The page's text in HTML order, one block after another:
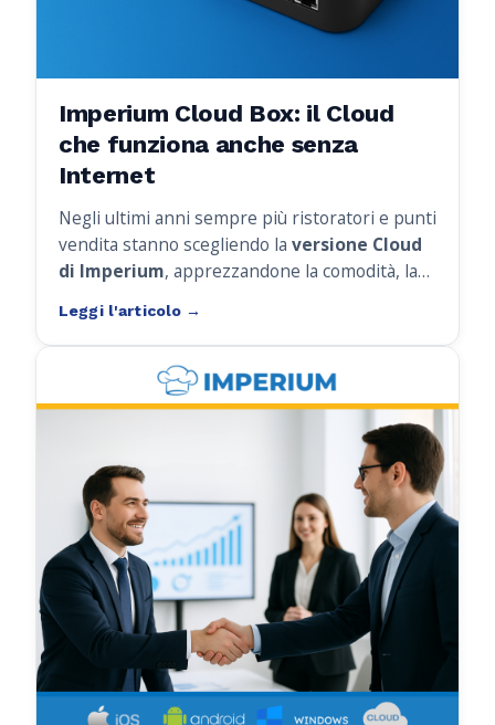
Imperium Cloud Box: il Cloud
che funziona anche senza
Internet
Negli ultimi anni sempre più ristoratori e punti
vendita stanno scegliendo la versione Cloud
di Imperium, apprezzandone la comodità, la
attività da qualsiasi dispositivo e in qualsiasi
luogo. Tuttavia, c’è ancora chi è restio a fare il
salto per un motivo ben preciso: